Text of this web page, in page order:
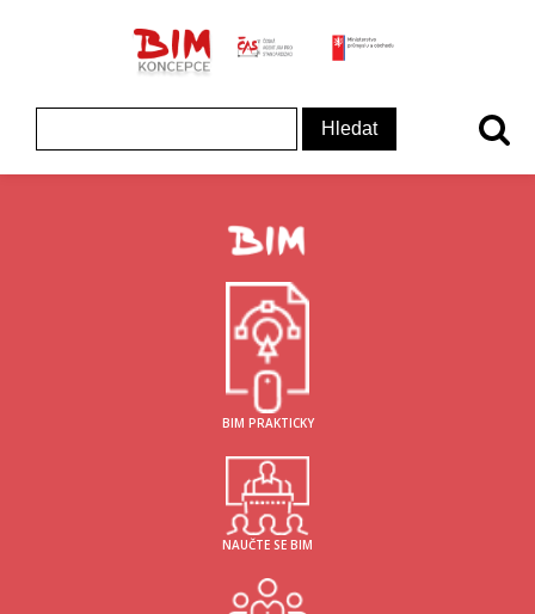
Koncepce BIM - logo
ČAS - logo
BIM PRAKTICKY
NAUČTE SE BIM